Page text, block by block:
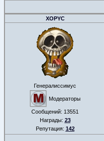
XOPYC
Генералиссимус
Модераторы
Сообщений: 13551
Награды: 23
Репутация: 142